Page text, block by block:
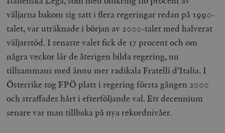
väljarna bakom sig satt i flera regeringar redan på 1990-
talet, var uträknade i början av 2000-talet med halverat
väljarstöd. I senaste valet fick de 17 procent och om
några veckor lär de återigen bilda regering, nu
tillsammans med ännu mer radikala Fratelli d’Italia. I
Österrike tog FPÖ plats i regering första gången 2000
och straffades hårt i efterföljande val. Ett decennium
senare var man tillbaka på nya rekordnivåer.